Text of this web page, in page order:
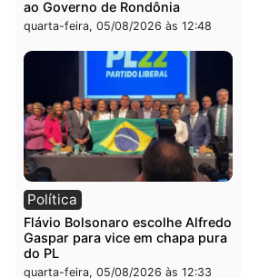
de
Homem é preso após
de picanha e reagir a
em supermercado
quinta-feira, 06/08/2026 às